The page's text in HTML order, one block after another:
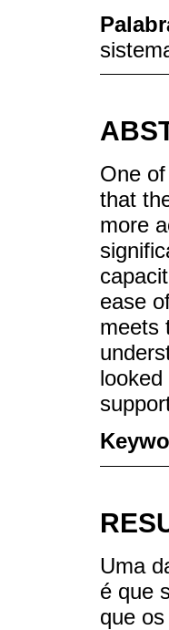
One
that
more
ease
meets
Uma
é que
que